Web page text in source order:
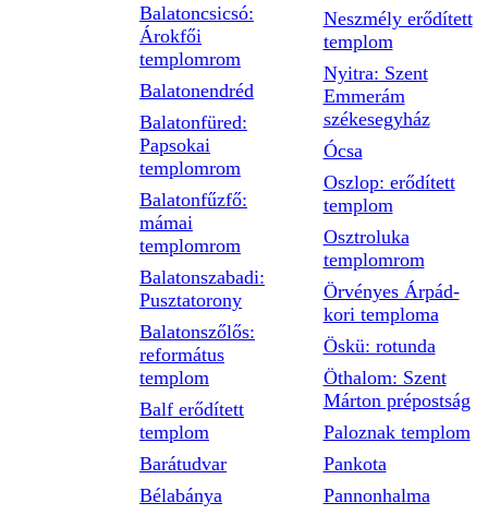
Balatoncsicsó:
Árokfői
templomrom
Balatonendréd
Balatonfüred:
Papsokai
templomrom
Balatonfűzfő:
mámai
templomrom
Balatonszabadi:
Pusztatorony
Balatonszőlős:
református
templom
Balf erődített
templom
Barátudvar
Bélabánya
Neszmély erődített
templom
Nyitra: Szent
Emmerám
székesegyház
Ócsa
Oszlop: erődített
templom
Osztroluka
templomrom
Örvényes Árpád-
kori temploma
Öskü: rotunda
Öthalom: Szent
Márton prépostság
Paloznak templom
Pankota
Pannonhalma